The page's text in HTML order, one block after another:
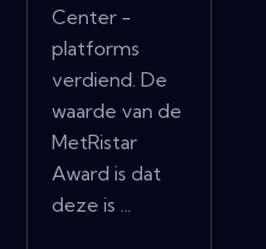
Center -
platforms
verdiend. De
waarde van de
MetRistar
Award is dat
deze is ...